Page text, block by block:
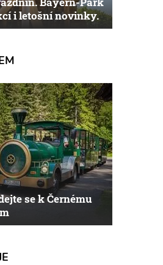
i letošní novinky.
se k Černému